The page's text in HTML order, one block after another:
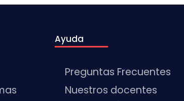
Ayuda
Preguntas Frecuentes
Nuestros docentes